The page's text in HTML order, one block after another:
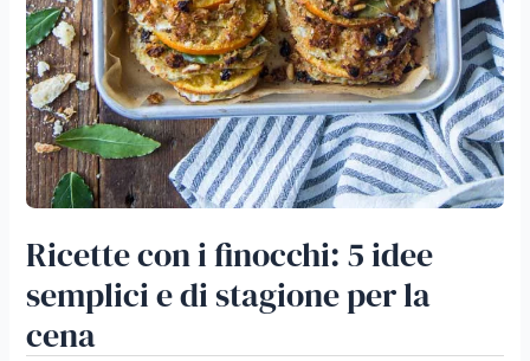
Ricette con i finocchi: 5 idee
semplici e di stagione per la
cena